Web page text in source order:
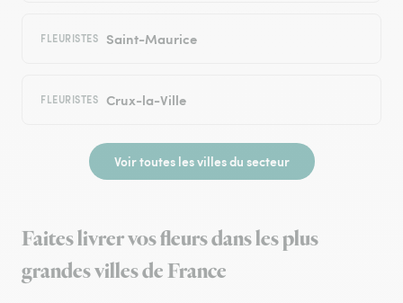
FLEURISTES Saint-Maurice
FLEURISTES Crux-la-Ville
Voir toutes les villes du secteur
Faites livrer vos fleurs dans les plus
grandes villes de France